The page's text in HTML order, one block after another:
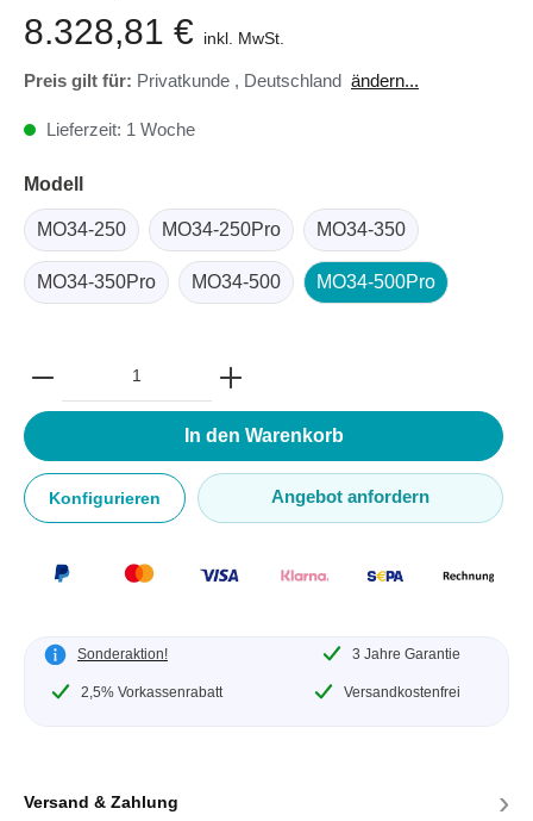
8.328,81 € inkl. MwSt.
Preis gilt für: Privatkunde , Deutschland ändern...
Lieferzeit: 1 Woche
Modell
MO34-250 MO34-250Pro MO34-350
MO34-350Pro MO34-500 MO34-500Pro
In den Warenkorb
Konfigurieren Angebot anfordern
Sonderaktion! 3 Jahre Garantie
2,5% Vorkassenrabatt Versandkostenfrei
Versand & Zahlung ›